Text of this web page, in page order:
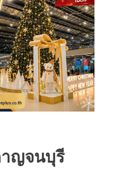
ญจนบุรี